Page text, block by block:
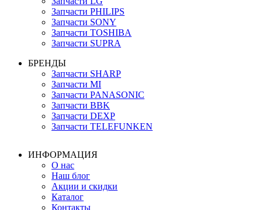
Запчасти PHILIPS
Запчасти SONY
Запчасти TOSHIBA
Запчасти SUPRA
БРЕНДЫ
Запчасти SHARP
Запчасти MI
Запчасти PANASONIC
Запчасти BBK
Запчасти DEXP
Запчасти TELEFUNKEN
ИНФОРМАЦИЯ
О нас
Наш блог
Акции и скидки
Каталог
Контакты